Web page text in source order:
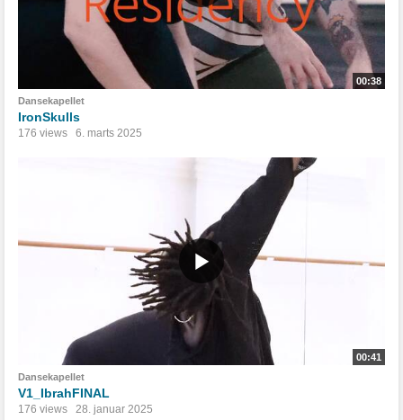
00:38
Dansekapellet
IronSkulls
176 views 6. marts 2025
00:41
Dansekapellet
V1_IbrahFINAL
176 views 28. januar 2025